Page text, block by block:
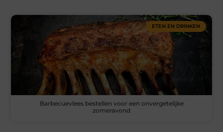
ETEN EN DRINKEN
Barbecuevlees bestellen voor een onvergetelijke
zomeravond